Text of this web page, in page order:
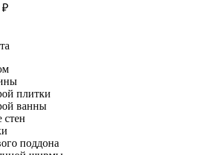
₽
плитки
ванны
стен
поддона